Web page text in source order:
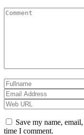
Save my name,
time I comment.